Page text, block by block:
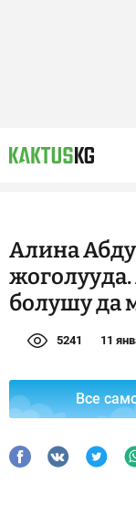
Алина
болушу да
5241 11
Все